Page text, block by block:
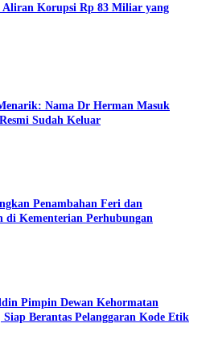
Korupsi Rp 83 Miliar yang
Nama Dr Herman Masuk
Sudah Keluar
Penambahan Feri dan
di Kementerian Perhubungan
Pimpin Dewan Kehormatan
Berantas Pelanggaran Kode Etik